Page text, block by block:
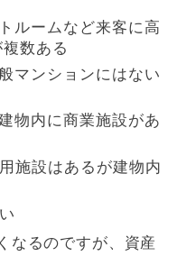
ルームなど来客に高
数ある
マンションにはない
物内に商業施設があ
施設はあるが建物内
なるのですが、資産